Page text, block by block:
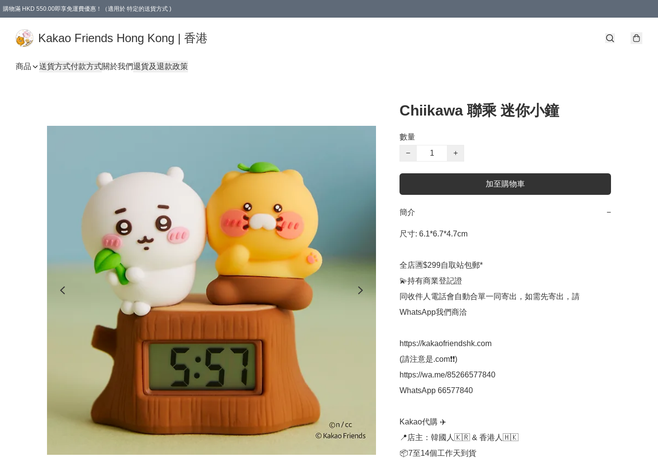
購物滿 HKD 550.00即享免運費優惠！（適用於 特定的送貨方式 )
Kakao Friends Hong Kong | 香港
商品 送貨方式付款方式關於我們退貨及退款政策
Chiikawa 聯乘 迷你小鐘
數量
−
+
加至購物車
簡介 −
尺寸: 6.1*6.7*4.7cm
全店🈵$299自取站包郵*
💫持有商業登記證
同收件人電話會自動合單一同寄出，如需先寄出，請
WhatsApp我們商洽
https://kakaofriendshk.com
(請注意是.com❗❗)
https://wa.me/85266577840
WhatsApp 66577840
Kakao代購 ✈️
📍店主：韓國人🇰🇷 & 香港人🇭🇰
📦7至14個工作天到貨